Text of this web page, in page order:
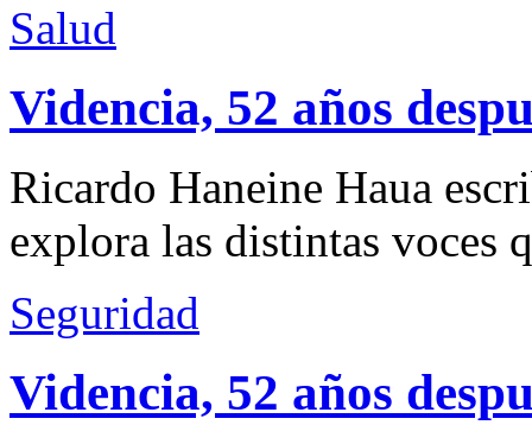
Salud
Videncia, 52 años
Ricardo Haneine Haua
explora las distintas voces
Seguridad
Videncia, 52 años